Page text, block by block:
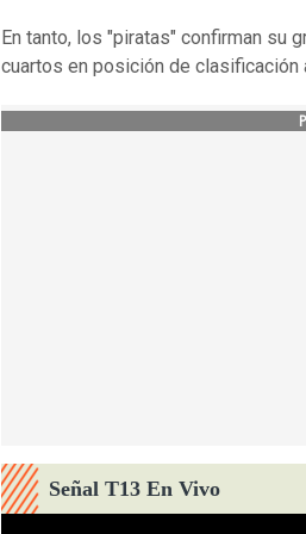
En tanto, los "piratas" confirman su
cuartos en posición de clasificación
Señal T13 En Vivo